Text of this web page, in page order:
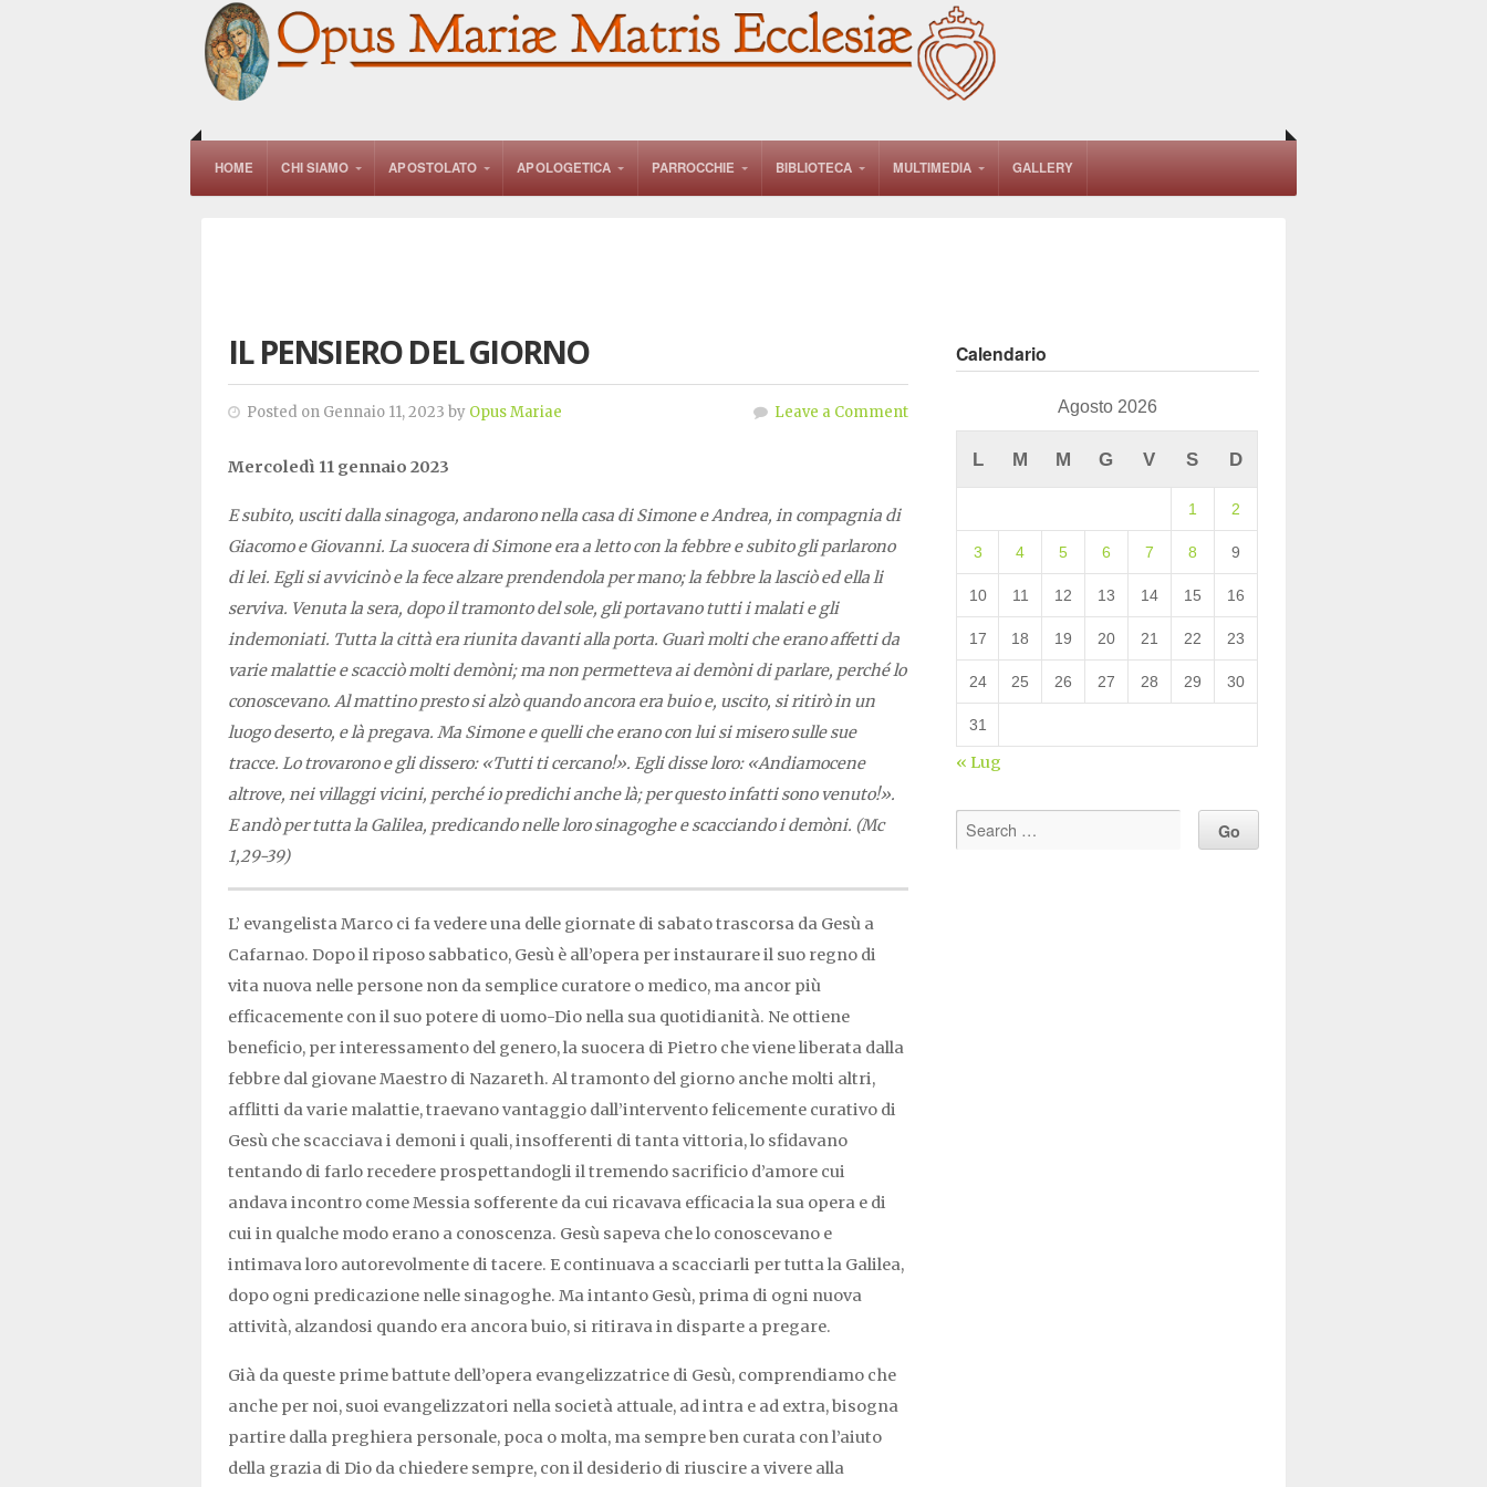
HOME CHI SIAMO APOSTOLATO APOLOGETICA PARROCCHIE BIBLIOTECA MULTIMEDIA GALLERY
IL PENSIERO DEL GIORNO
Posted on Gennaio 11, 2023 by Opus Mariae Leave a Comment
Mercoledì 11 gennaio 2023
E subito, usciti dalla sinagoga, andarono nella casa di Simone e Andrea, in compagnia di
Giacomo e Giovanni. La suocera di Simone era a letto con la febbre e subito gli parlarono
di lei. Egli si avvicinò e la fece alzare prendendola per mano; la febbre la lasciò ed ella li
serviva. Venuta la sera, dopo il tramonto del sole, gli portavano tutti i malati e gli
indemoniati. Tutta la città era riunita davanti alla porta. Guarì molti che erano affetti da
varie malattie e scacciò molti demòni; ma non permetteva ai demòni di parlare, perché lo
conoscevano. Al mattino presto si alzò quando ancora era buio e, uscito, si ritirò in un
luogo deserto, e là pregava. Ma Simone e quelli che erano con lui si misero sulle sue
tracce. Lo trovarono e gli dissero: «Tutti ti cercano!». Egli disse loro: «Andiamocene
altrove, nei villaggi vicini, perché io predichi anche là; per questo infatti sono venuto!».
E andò per tutta la Galilea, predicando nelle loro sinagoghe e scacciando i demòni. (Mc
1,29-39)
L’ evangelista Marco ci fa vedere una delle giornate di sabato trascorsa da Gesù a
Cafarnao. Dopo il riposo sabbatico, Gesù è all’opera per instaurare il suo regno di
vita nuova nelle persone non da semplice curatore o medico, ma ancor più
efficacemente con il suo potere di uomo-Dio nella sua quotidianità. Ne ottiene
beneficio, per interessamento del genero, la suocera di Pietro che viene liberata dalla
febbre dal giovane Maestro di Nazareth. Al tramonto del giorno anche molti altri,
afflitti da varie malattie, traevano vantaggio dall’intervento felicemente curativo di
Gesù che scacciava i demoni i quali, insofferenti di tanta vittoria, lo sfidavano
tentando di farlo recedere prospettandogli il tremendo sacrificio d’amore cui
andava incontro come Messia sofferente da cui ricavava efficacia la sua opera e di
cui in qualche modo erano a conoscenza. Gesù sapeva che lo conoscevano e
intimava loro autorevolmente di tacere. E continuava a scacciarli per tutta la Galilea,
dopo ogni predicazione nelle sinagoghe. Ma intanto Gesù, prima di ogni nuova
attività, alzandosi quando era ancora buio, si ritirava in disparte a pregare.
Già da queste prime battute dell’opera evangelizzatrice di Gesù, comprendiamo che
anche per noi, suoi evangelizzatori nella società attuale, ad intra e ad extra, bisogna
partire dalla preghiera personale, poca o molta, ma sempre ben curata con l’aiuto
della grazia di Dio da chiedere sempre, con il desiderio di riuscire a vivere alla
Calendario
Agosto 2026
L M M G V S D
1 2
3 4 5 6 7 8 9
10 11 12 13 14 15 16
17 18 19 20 21 22 23
24 25 26 27 28 29 30
31
« Lug